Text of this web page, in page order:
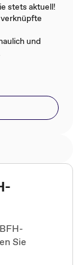
stets aktuell!
und
Sie